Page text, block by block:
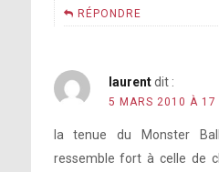
RÉPONDRE
laurent dit :
5 MARS 2010 À 17
la tenue du Monster
ressemble fort à celle de